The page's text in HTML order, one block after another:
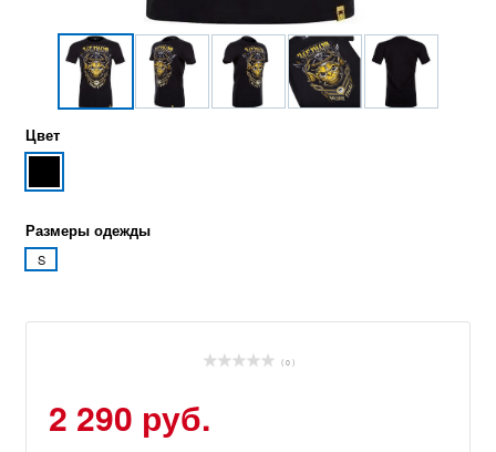
Цвет
Размеры одежды
S
( 0 )
2 290 руб.